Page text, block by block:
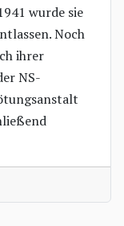
wurde sie
Noch
ihrer
NS-